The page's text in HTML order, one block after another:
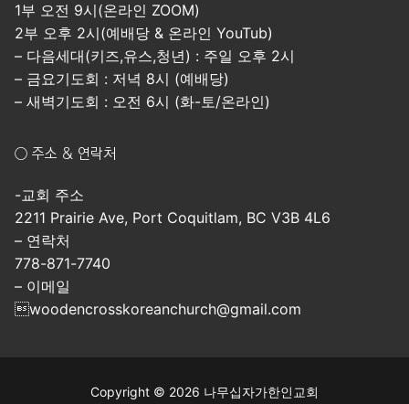
1부 오전 9시(온라인 ZOOM)
2부 오후 2시(예배당 & 온라인 YouTub)
– 다음세대(키즈,유스,청년) : 주일 오후 2시
– 금요기도회 : 저녁 8시 (예배당)
– 새벽기도회 : 오전 6시 (화-토/온라인)
○ 주소 & 연락처
-교회 주소
2211 Prairie Ave, Port Coquitlam, BC V3B 4L6
– 연락처
778-871-7740
– 이메일
woodencrosskoreanchurch@gmail.com
Copyright © 2026 나무십자가한인교회